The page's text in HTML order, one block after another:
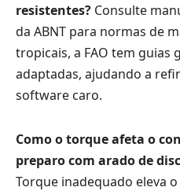
resistentes? Consulte
da ABNT para normas de
tropicais, a FAO tem
adaptadas, ajudando a
software caro.
Como o torque afeta o
preparo com arado de
Torque inadequado eleva